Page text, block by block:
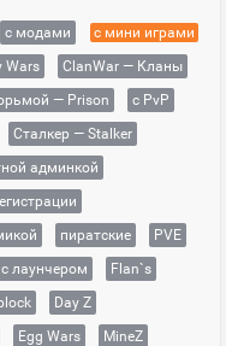
с модами
с мини играми
Wars
ClanWar — Кланы
— Prison
с PvP
Сталкер — Stalker
админкой
пиратские
PVE
с лаунчером
Flan`s
Day Z
Egg Wars
MineZ